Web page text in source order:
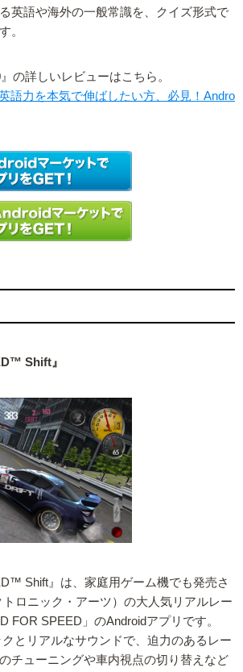
英語や海外の一般常識を、クイズ形式で
。
の詳しいレビューはこちら。
語力を本気で伸ばしたい方、必見！Andro
Shift』
Shift』は、家庭用ゲーム機でも発売さ
ロニック・アーツ）の大人気リアルレー
FOR SPEED」のAndroidアプリです。
とリアルなサウンドで、迫力のあるレー
チューニングや車内視点の切り替えなど